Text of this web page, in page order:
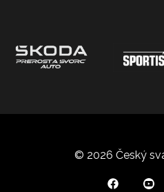
© 2026 Český